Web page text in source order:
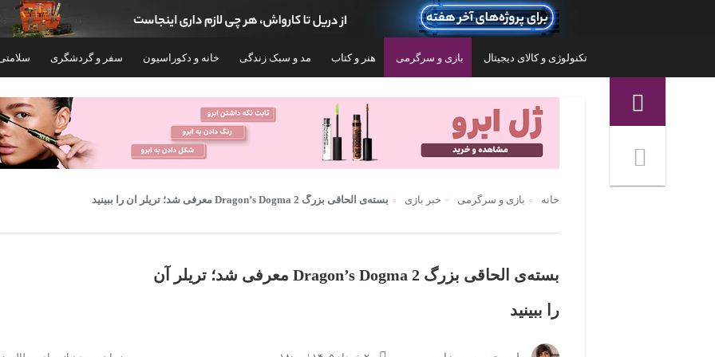
تکنولوژی و کالای دیجیتال بازی و سرگرمی هنر و کتاب مد و سبک زندگی خانه و دکوراسیون سفر و گردشگری
منوی ناوبری خرده نان
خانه بازی و سرگرمی خبر بازی بسته‌ی الحاقی بزرگ Dragon’s Dogma 2 معرفی شد؛ تریلر آن را ببینید
بسته‌ی الحاقی بزرگ Dragon’s Dogma 2 معرفی شد؛ تریلر آن
را ببینید